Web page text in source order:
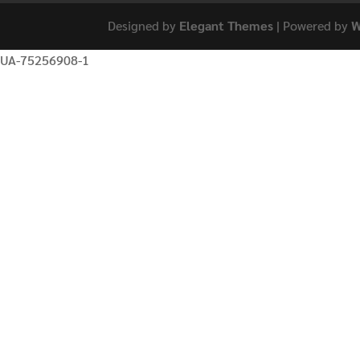
Designed by Elegant Themes | Powered by
UA-75256908-1